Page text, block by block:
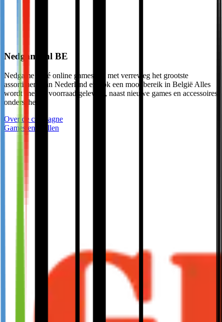
Nedgame.nl BE
Nedgame is dé online gameshop met verreweg het grootste
assortiment van Nederland en ook een mooi bereik in België Alles
wordt snel uit voorraad geleverd, naast nieuwe games en accessoires
ondersche…
Over de campagne
Games en spellen